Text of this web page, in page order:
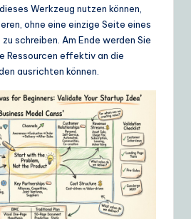
Werkzeug nutzen können,
ohne eine einzige Seite eines
schreiben. Am Ende werden Sie
Ressourcen effektiv an die
ausrichten können.